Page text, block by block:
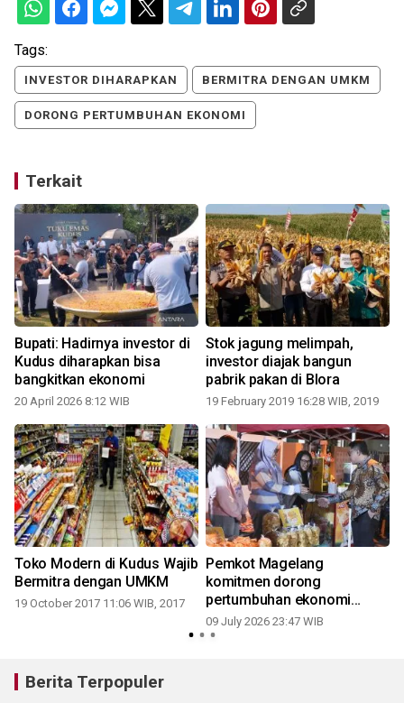
Tags:
INVESTOR DIHARAPKAN BERMITRA DENGAN UMKM
DORONG PERTUMBUHAN EKONOMI
Terkait
Bupati: Hadirnya investor di
Kudus diharapkan bisa
bangkitkan ekonomi
20 April 2026 8:12 WIB
Stok jagung melimpah,
investor diajak bangun
pabrik pakan di Blora
19 February 2019 16:28 WIB, 2019
Toko Modern di Kudus Wajib
Bermitra dengan UMKM
19 October 2017 11:06 WIB, 2017
Pemkot Magelang
komitmen dorong
pertumbuhan ekonomi
kerakyatan
09 July 2026 23:47 WIB
Berita Terpopuler